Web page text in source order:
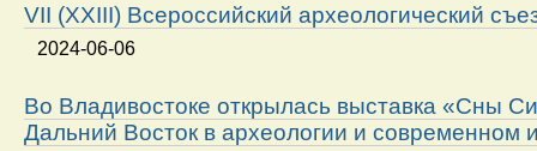
VII (XXIII) Всероссийский археологический
2024-06-06
Во Владивостоке открылась выставка «Сны
Дальний Восток в археологии и современном